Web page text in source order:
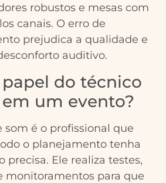
robustos e mesas com
canais. O erro de
prejudica a qualidade e
auditivo.
do técnico
um evento?
som é o profissional que
o planejamento tenha
precisa. Ele realiza testes,
monitoramentos para que